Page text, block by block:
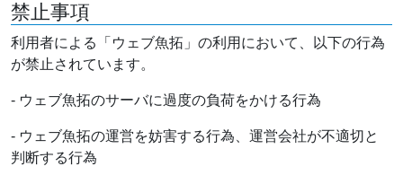
禁止事項
利用者による「ウェブ魚拓」の利用において、以下の行為
が禁止されています。
- ウェブ魚拓のサーバに過度の負荷をかける行為
- ウェブ魚拓の運営を妨害する行為、運営会社が不適切と
判断する行為